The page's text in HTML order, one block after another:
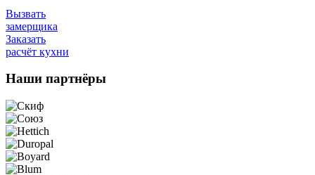
Вызвать
замерщика
Заказать
расчёт кухни
Наши партнёры